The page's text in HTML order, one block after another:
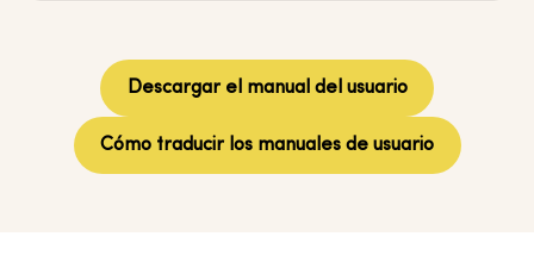
Descargar el manual del usuario
Cómo traducir los manuales de usuario